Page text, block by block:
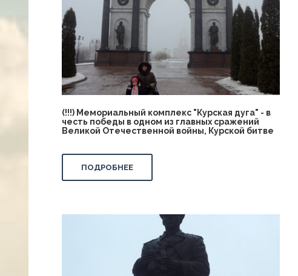
(!!!) Мемориальный комплекс "Курская дуга" - в
честь победы в одном из главных сражений
Великой Отечественной войны, Курской битве
ПОДРОБНЕЕ